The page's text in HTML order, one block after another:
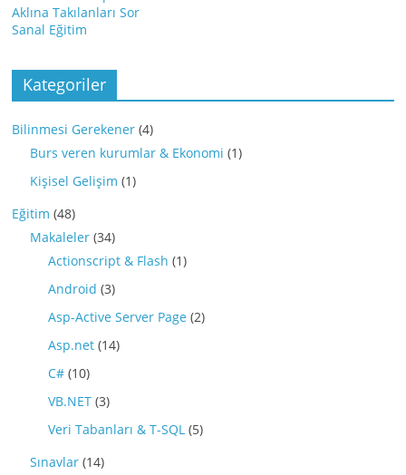
Aklına Takılanları Sor
Sanal Eğitim
Kategoriler
Bilinmesi Gerekener (4)
Burs veren kurumlar & Ekonomi (1)
Kişisel Gelişim (1)
Eğitim (48)
Makaleler (34)
Actionscript & Flash (1)
Android (3)
Asp-Active Server Page (2)
Asp.net (14)
C# (10)
VB.NET (3)
Veri Tabanları & T-SQL (5)
Sınavlar (14)